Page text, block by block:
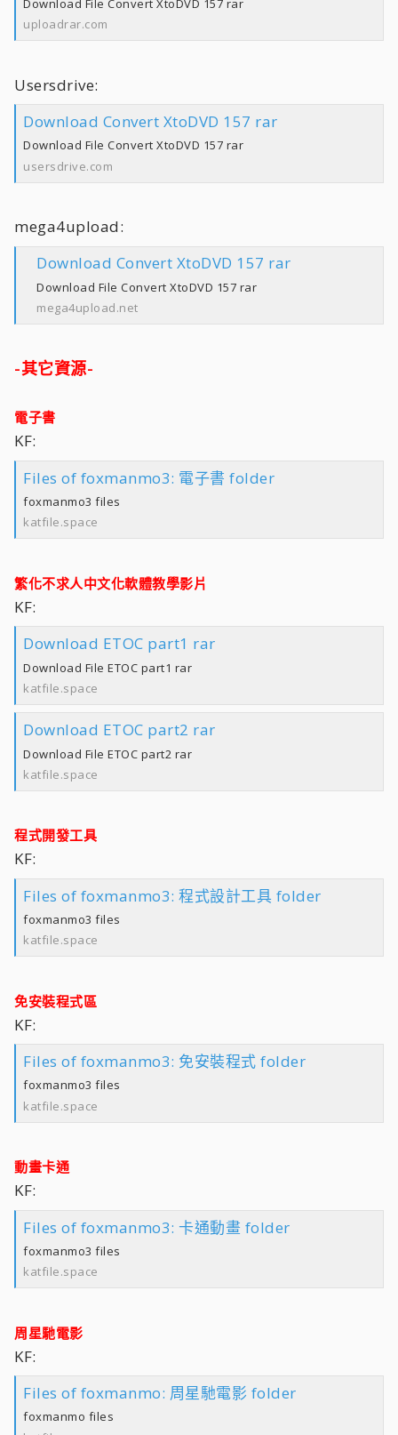
Download File Convert XtoDVD 157 rar
uploadrar.com
Usersdrive:
Download Convert XtoDVD 157 rar
Download File Convert XtoDVD 157 rar
usersdrive.com
mega4upload:
Download Convert XtoDVD 157 rar
Download File Convert XtoDVD 157 rar
mega4upload.net
-其它資源-
電子書
KF:
Files of foxmanmo3: 電子書 folder
foxmanmo3 files
katfile.space
繁化不求人中文化軟體教學影片
KF:
Download ETOC part1 rar
Download File ETOC part1 rar
katfile.space
Download ETOC part2 rar
Download File ETOC part2 rar
katfile.space
程式開發工具
KF:
Files of foxmanmo3: 程式設計工具 folder
foxmanmo3 files
katfile.space
免安裝程式區
KF:
Files of foxmanmo3: 免安裝程式 folder
foxmanmo3 files
katfile.space
動畫卡通
KF:
Files of foxmanmo3: 卡通動畫 folder
foxmanmo3 files
katfile.space
周星馳電影
KF:
Files of foxmanmo: 周星馳電影 folder
foxmanmo files